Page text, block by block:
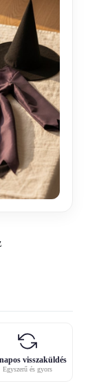
visszaküldés
Egyszerű és gyors